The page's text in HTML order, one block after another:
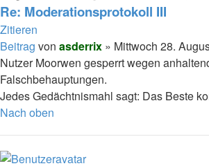
Re: Moderationsprotokoll III
Zitieren
Beitrag von asderrix » Mittwoch 28.
Nutzer Moorwen gesperrt wegen
Falschbehauptungen.
Jedes Gedächtnismahl sagt: Das Beste
Nach oben